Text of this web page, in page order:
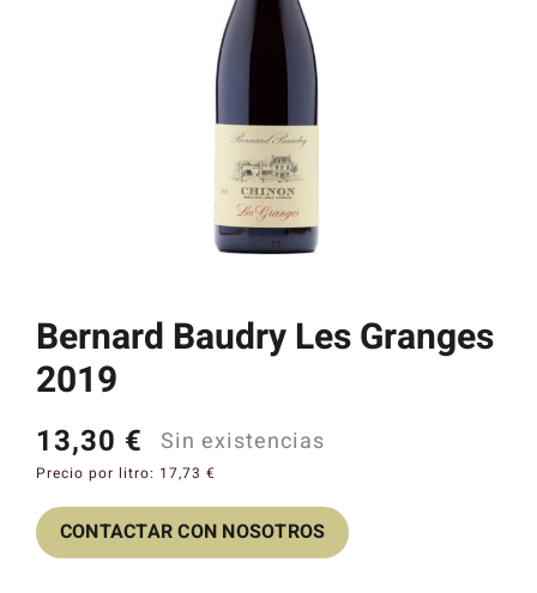
Bernard Baudry Les Granges
2019
13,30 € Sin existencias
Precio por litro: 17,73 €
CONTACTAR CON NOSOTROS